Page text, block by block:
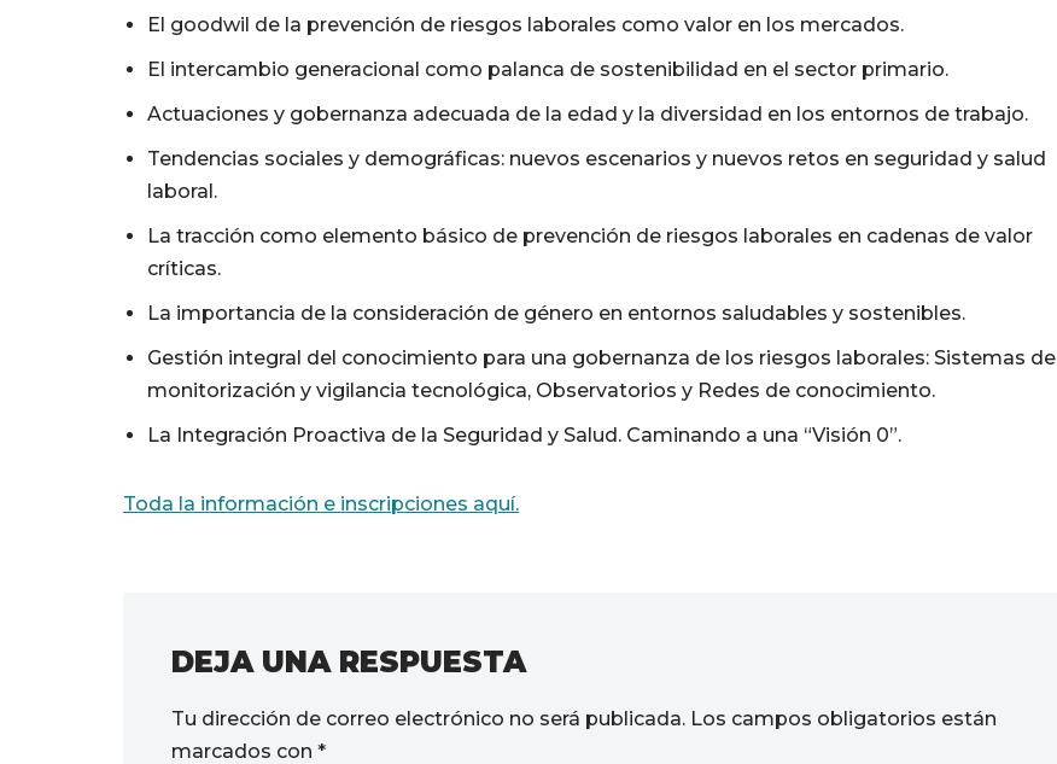
El goodwil de la prevención de riesgos laborales como valor en los mercados.
El intercambio generacional como palanca de sostenibilidad en el sector primario.
Actuaciones y gobernanza adecuada de la edad y la diversidad en los entornos de trabajo.
Tendencias sociales y demográficas: nuevos escenarios y nuevos retos en seguridad y salud
laboral.
La tracción como elemento básico de prevención de riesgos laborales en cadenas de valor
críticas.
La importancia de la consideración de género en entornos saludables y sostenibles.
Gestión integral del conocimiento para una gobernanza de los riesgos laborales: Sistemas de
monitorización y vigilancia tecnológica, Observatorios y Redes de conocimiento.
La Integración Proactiva de la Seguridad y Salud. Caminando a una “Visión 0”.
Toda la información e inscripciones aquí.
DEJA UNA RESPUESTA
Tu dirección de correo electrónico no será publicada. Los campos obligatorios están
marcados con *